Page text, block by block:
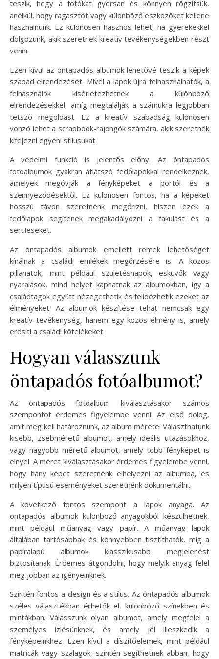
teszik, hogy a fotókat gyorsan és könnyen rögzítsük,
anélkül, hogy ragasztót vagy különböző eszközöket kellene
használnunk. Ez különösen hasznos lehet, ha gyerekekkel
dolgozunk, akik szeretnek kreatív tevékenységekben részt
venni.
Ezen kívül az öntapadós albumok lehetővé teszik a képek
szabad elrendezését. Mivel a lapok újra felhasználhatók, a
felhasználók kísérletezhetnek a különböző
elrendezésekkel, amíg megtalálják a számukra legjobban
tetsző megoldást. Ez a kreatív szabadság különösen
vonzó lehet a scrapbook-rajongók számára, akik szeretnék
kifejezni egyéni stílusukat.
A védelmi funkció is jelentős előny. Az öntapadós
fotóalbumok gyakran átlátszó fedőlapokkal rendelkeznek,
amelyek megóvják a fényképeket a portól és a
szennyeződésektől. Ez különösen fontos, ha a képeket
hosszú távon szeretnénk megőrizni, hiszen ezek a
fedőlapok segítenek megakadályozni a fakulást és a
sérüléseket.
Az öntapadós albumok emellett remek lehetőséget
kínálnak a családi emlékek megőrzésére is. A közös
pillanatok, mint például születésnapok, esküvők vagy
nyaralások, mind helyet kaphatnak az albumokban, így a
családtagok együtt nézegethetik és felidézhetik ezeket az
élményeket. Az albumok készítése tehát nemcsak egy
kreatív tevékenység, hanem egy közös élmény is, amely
erősíti a családi kötelékeket.
Hogyan válasszunk
öntapadós fotóalbumot?
Az öntapadós fotóalbum kiválasztásakor számos
szempontot érdemes figyelembe venni. Az első dolog,
amit meg kell határoznunk, az album mérete. Választhatunk
kisebb, zsebméretű albumot, amely ideális utazásokhoz,
vagy nagyobb méretű albumot, amely több fényképet is
elnyel. A méret kiválasztásakor érdemes figyelembe venni,
hogy hány képet szeretnénk elhelyezni az albumba, és
milyen típusú eseményeket szeretnénk dokumentálni.
A következő fontos szempont a lapok anyaga. Az
öntapadós albumok különböző anyagokból készülhetnek,
mint például műanyag vagy papír. A műanyag lapok
általában tartósabbak és könnyebben tisztíthatók, míg a
papíralapú albumok klasszikusabb megjelenést
biztosítanak. Érdemes átgondolni, hogy melyik anyag felel
meg jobban az igényeinknek.
Szintén fontos a design és a stílus. Az öntapadós albumok
széles választékban érhetők el, különböző színekben és
mintákban. Válasszunk olyan albumot, amely megfelel a
személyes ízlésünknek, és amely jól illeszkedik a
fényképeinkhez. Ezen kívül a díszítőelemek, mint például
matricák vagy szalagok, szintén segíthetnek abban, hogy